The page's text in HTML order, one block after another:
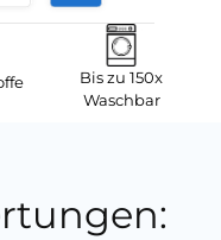
Bis zu 150x
Waschbar